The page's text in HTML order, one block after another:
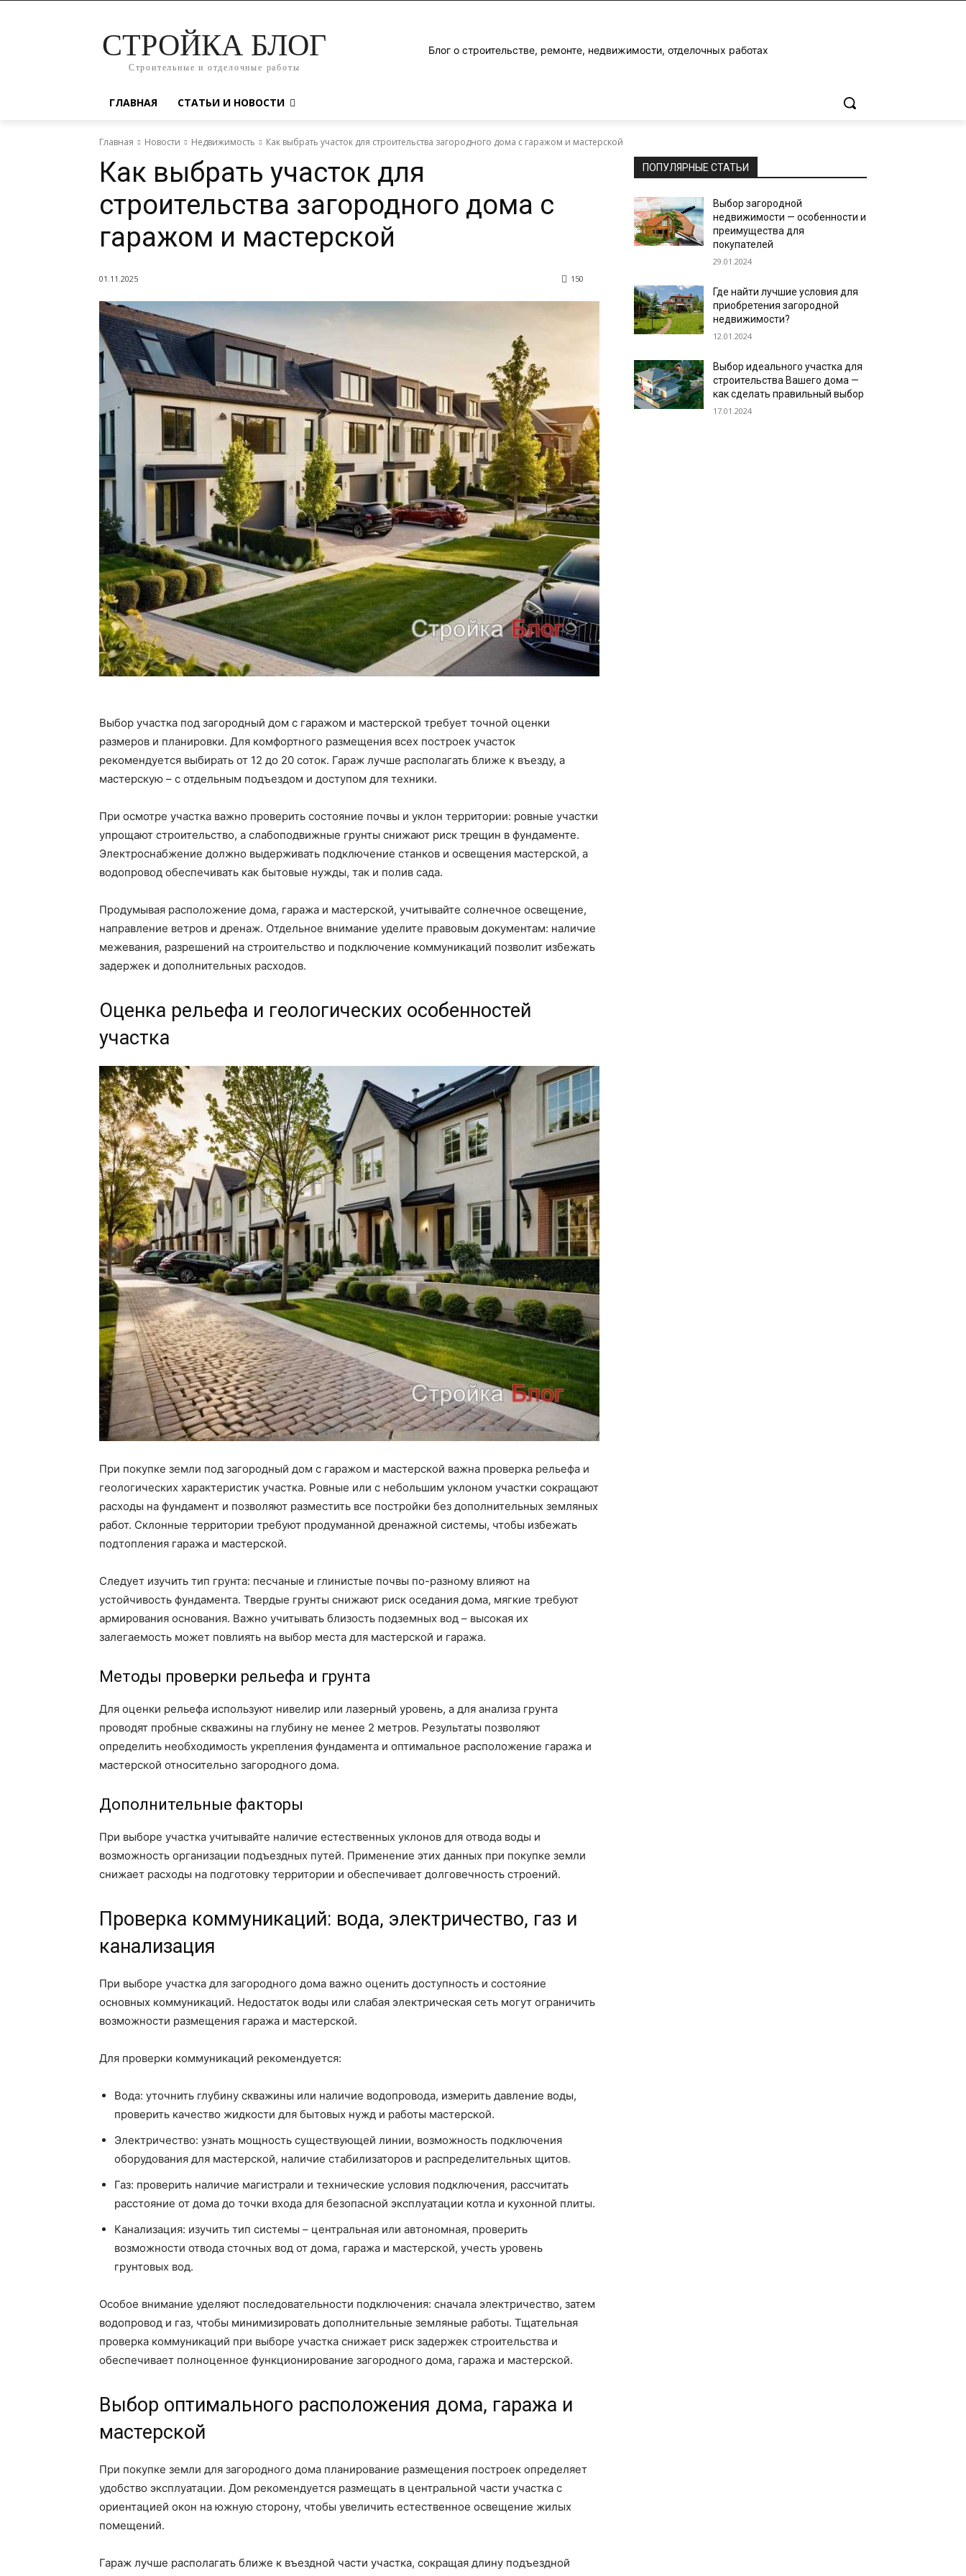
СТРОЙКА БЛОГ
Строительные и отделочные работы
Блог о строительстве, ремонте, недвижимости, отделочных работах
ГЛАВНАЯ СТАТЬИ И НОВОСТИ
Главная Новости Недвижимость Как выбрать участок для строительства загородного дома с гаражом и мастерской
Как выбрать участок для
строительства загородного дома с
гаражом и мастерской
01.11.2025 150
Выбор участка под загородный дом с гаражом и мастерской требует точной оценки
размеров и планировки. Для комфортного размещения всех построек участок
рекомендуется выбирать от 12 до 20 соток. Гараж лучше располагать ближе к въезду, а
мастерскую – с отдельным подъездом и доступом для техники.
При осмотре участка важно проверить состояние почвы и уклон территории: ровные участки
упрощают строительство, а слабоподвижные грунты снижают риск трещин в фундаменте.
Электроснабжение должно выдерживать подключение станков и освещения мастерской, а
водопровод обеспечивать как бытовые нужды, так и полив сада.
Продумывая расположение дома, гаража и мастерской, учитывайте солнечное освещение,
направление ветров и дренаж. Отдельное внимание уделите правовым документам: наличие
межевания, разрешений на строительство и подключение коммуникаций позволит избежать
задержек и дополнительных расходов.
Оценка рельефа и геологических особенностей
участка
При покупке земли под загородный дом с гаражом и мастерской важна проверка рельефа и
геологических характеристик участка. Ровные или с небольшим уклоном участки сокращают
расходы на фундамент и позволяют разместить все постройки без дополнительных земляных
работ. Склонные территории требуют продуманной дренажной системы, чтобы избежать
подтопления гаража и мастерской.
Следует изучить тип грунта: песчаные и глинистые почвы по-разному влияют на
устойчивость фундамента. Твердые грунты снижают риск оседания дома, мягкие требуют
армирования основания. Важно учитывать близость подземных вод – высокая их
залегаемость может повлиять на выбор места для мастерской и гаража.
Методы проверки рельефа и грунта
Для оценки рельефа используют нивелир или лазерный уровень, а для анализа грунта
проводят пробные скважины на глубину не менее 2 метров. Результаты позволяют
определить необходимость укрепления фундамента и оптимальное расположение гаража и
мастерской относительно загородного дома.
Дополнительные факторы
При выборе участка учитывайте наличие естественных уклонов для отвода воды и
возможность организации подъездных путей. Применение этих данных при покупке земли
снижает расходы на подготовку территории и обеспечивает долговечность строений.
Проверка коммуникаций: вода, электричество, газ и
канализация
При выборе участка для загородного дома важно оценить доступность и состояние
основных коммуникаций. Недостаток воды или слабая электрическая сеть могут ограничить
возможности размещения гаража и мастерской.
Для проверки коммуникаций рекомендуется:
Вода: уточнить глубину скважины или наличие водопровода, измерить давление воды,
проверить качество жидкости для бытовых нужд и работы мастерской.
Электричество: узнать мощность существующей линии, возможность подключения
оборудования для мастерской, наличие стабилизаторов и распределительных щитов.
Газ: проверить наличие магистрали и технические условия подключения, рассчитать
расстояние от дома до точки входа для безопасной эксплуатации котла и кухонной плиты.
Канализация: изучить тип системы – центральная или автономная, проверить
возможности отвода сточных вод от дома, гаража и мастерской, учесть уровень
грунтовых вод.
Особое внимание уделяют последовательности подключения: сначала электричество, затем
водопровод и газ, чтобы минимизировать дополнительные земляные работы. Тщательная
проверка коммуникаций при выборе участка снижает риск задержек строительства и
обеспечивает полноценное функционирование загородного дома, гаража и мастерской.
Выбор оптимального расположения дома, гаража и
мастерской
При покупке земли для загородного дома планирование размещения построек определяет
удобство эксплуатации. Дом рекомендуется размещать в центральной части участка с
ориентацией окон на южную сторону, чтобы увеличить естественное освещение жилых
помещений.
Гараж лучше располагать ближе к въездной части участка, сокращая длину подъездной
ПОПУЛЯРНЫЕ СТАТЬИ
Выбор загородной
недвижимости — особенности и
преимущества для
покупателей
29.01.2024
Где найти лучшие условия для
приобретения загородной
недвижимости?
12.01.2024
Выбор идеального участка для
строительства Вашего дома —
как сделать правильный выбор
17.01.2024